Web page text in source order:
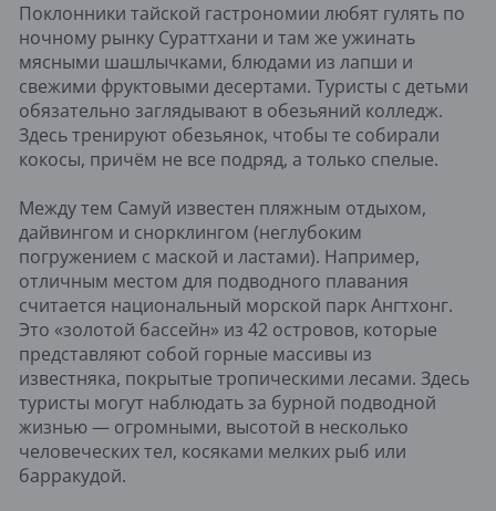
Поклонники тайской гастрономии любят гулять по
ночному рынку Сураттхани и там же ужинать
мясными шашлычками, блюдами из лапши и
свежими фруктовыми десертами. Туристы с детьми
обязательно заглядывают в обезьяний колледж.
Здесь тренируют обезьянок, чтобы те собирали
кокосы, причём не все подряд, а только спелые.
Между тем Самуй известен пляжным отдыхом,
дайвингом и снорклингом (неглубоким
погружением с маской и ластами). Например,
отличным местом для подводного плавания
считается национальный морской парк Ангтхонг.
Это «золотой бассейн» из 42 островов, которые
представляют собой горные массивы из
известняка, покрытые тропическими лесами. Здесь
туристы могут наблюдать за бурной подводной
жизнью — огромными, высотой в несколько
человеческих тел, косяками мелких рыб или
барракудой.